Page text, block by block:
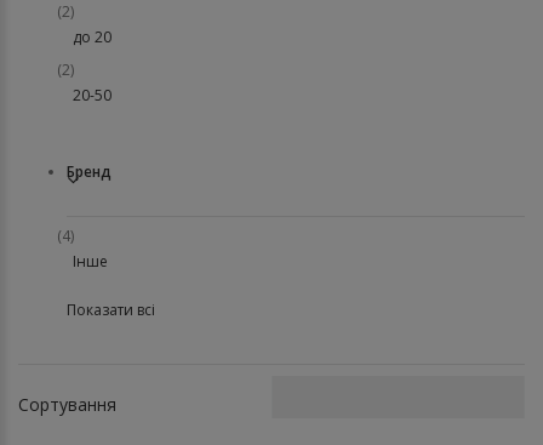
до 20
(2)
20-50
(2)
Бренд
Інше
(4)
Показати всі
Сортування